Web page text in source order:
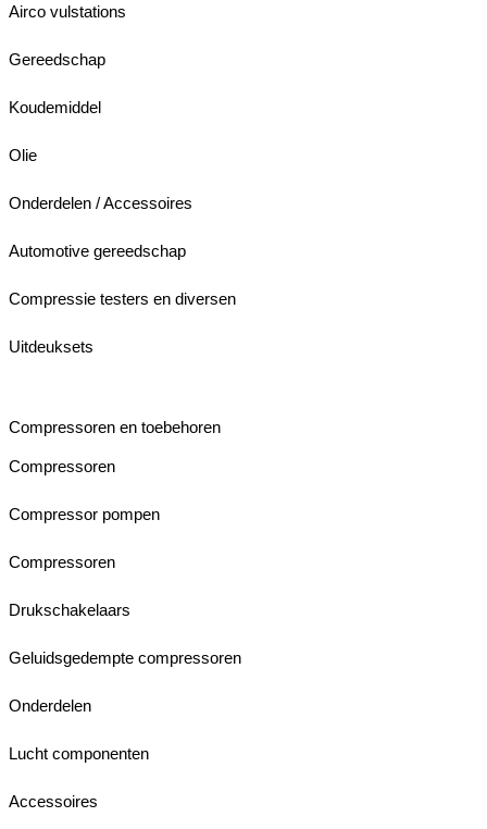
Airco vulstations
Gereedschap
Koudemiddel
Olie
Onderdelen / Accessoires
Automotive gereedschap
Compressie testers en diversen
Uitdeuksets
Compressoren en toebehoren
Compressoren
Compressor pompen
Compressoren
Drukschakelaars
Geluidsgedempte compressoren
Onderdelen
Lucht componenten
Accessoires